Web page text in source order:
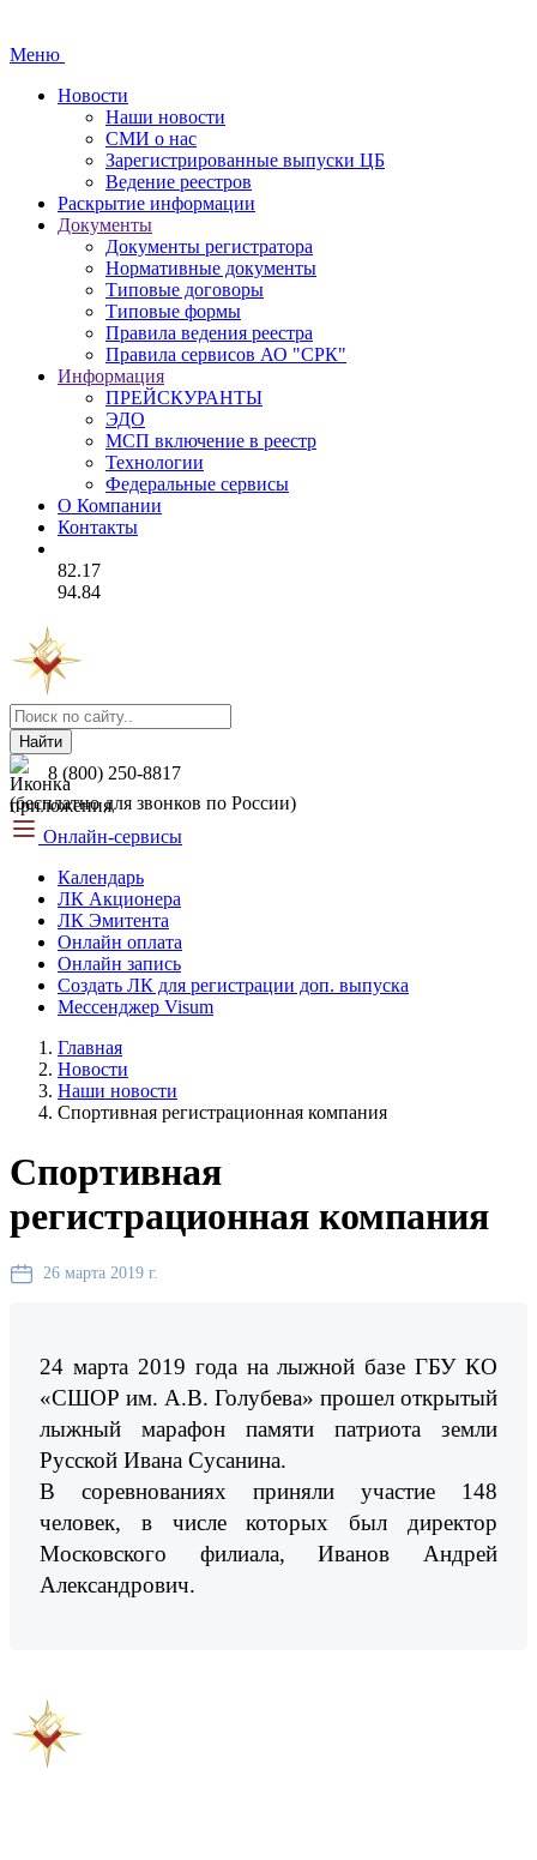
Меню
Новости
Наши новости
СМИ о нас
Зарегистрированные выпуски ЦБ
Ведение реестров
Раскрытие информации
Документы
Документы регистратора
Нормативные документы
Типовые договоры
Типовые формы
Правила ведения реестра
Правила сервисов АО "СРК"
Информация
ПРЕЙСКУРАНТЫ
ЭДО
МСП включение в реестр
Технологии
Федеральные сервисы
О Компании
Контакты
82.17
94.84
Найти
8 (800) 250-8817
(бесплатно для звонков по России)
Онлайн-сервисы
Календарь
ЛК Акционера
ЛК Эмитента
Онлайн оплата
Онлайн запись
Создать ЛК для регистрации доп. выпуска
Мессенджер Visum
Главная
Новости
Наши новости
Спортивная регистрационная компания
Спортивная
регистрационная компания
26 марта 2019 г.
24 марта 2019 года на лыжной базе ГБУ КО
«СШОР им. А.В. Голубева» прошел открытый
лыжный марафон памяти патриота земли
Русской Ивана Сусанина.
В соревнованиях приняли участие 148
человек, в числе которых был директор
Московского филиала, Иванов Андрей
Александрович.